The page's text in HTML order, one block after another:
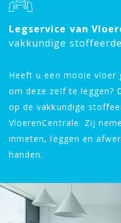
Legservice van
vakkundige
Heeft u een mooie vloer
om deze zelf te leggen?
op de vakkundige
VloerenCentrale. Zij
inmeten, leggen en
handen.